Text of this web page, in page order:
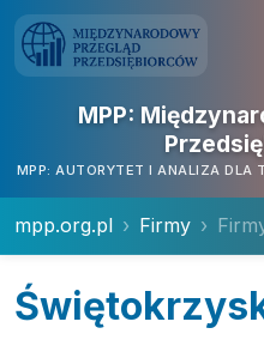
MPP:
MPP: AUTORYTET I ANALIZA DLA
mpp.org.pl Firmy